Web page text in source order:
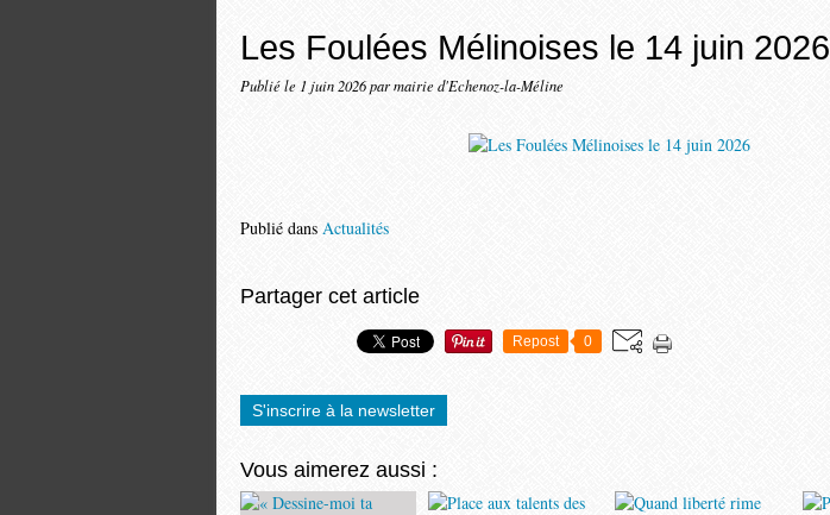
Les Foulées Mélinoises le 14 juin 2026
Publié le 1 juin 2026par mairie d'Echenoz-la-Méline
Publié dans Actualités
Partager cet article
Repost 0
S'inscrire à la newsletter
Vous aimerez aussi :